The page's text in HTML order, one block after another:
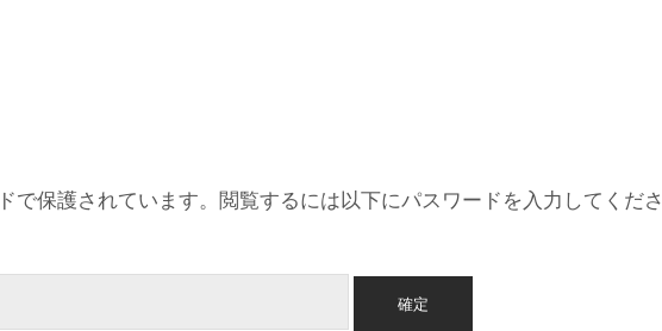
で保護されています。閲覧するには以下にパスワードを入力してくださ